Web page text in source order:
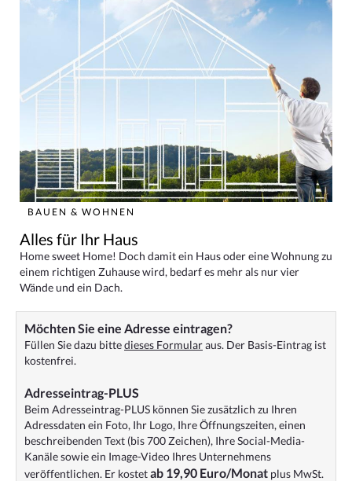
BAUEN & WOHNEN
Alles für Ihr Haus
Home sweet Home! Doch damit ein Haus oder eine Wohnung zu
einem richtigen Zuhause wird, bedarf es mehr als nur vier
Wände und ein Dach.
Möchten Sie eine Adresse eintragen?
Füllen Sie dazu bittedieses Formularaus. Der Basis-Eintrag ist
kostenfrei.
Adresseintrag-PLUS
Beim Adresseintrag-PLUS können Sie zusätzlich zu Ihren
Adressdaten ein Foto, Ihr Logo, Ihre Öffnungszeiten, einen
beschreibenden Text (bis 700 Zeichen), Ihre Social-Media-
Kanäle sowie ein Image-Video Ihres Unternehmens
veröffentlichen. Er kostetab 19,90 Euro/Monat plus MwSt.